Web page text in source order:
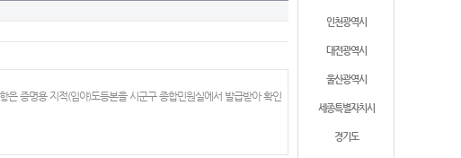
인천광역시
대전광역시
울산광역시
세종특별자치시
경기도
증명용 지적(임야)도등본을 시군구 종합민원실에서 발급받아 확인